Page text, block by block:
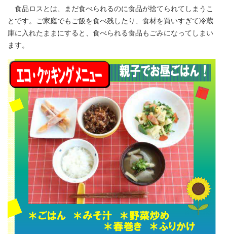
食品ロスとは、まだ食べられるのに食品が捨てられてしまうこ
とです。ご家庭でもご飯を食べ残したり、食材を買いすぎて冷蔵
庫に入れたままにすると、食べられる食品もごみになってしまい
ます。